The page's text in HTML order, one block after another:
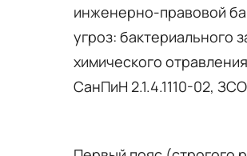
инженерно-правовой
угроз: бактериального
химического
СанПиН 2.1.4.1110-02,